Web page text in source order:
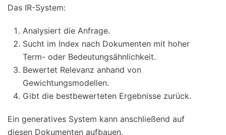
Das IR-System:
Analysiert die Anfrage.
Sucht im Index nach Dokumenten mit hoher
Term- oder Bedeutungsähnlichkeit.
Bewertet Relevanz anhand von
Gewichtungsmodellen.
Gibt die bestbewerteten Ergebnisse zurück.
Ein generatives System kann anschließend auf
diesen Dokumenten aufbauen.